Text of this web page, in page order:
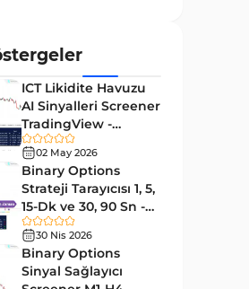
MT4
Göstergeleri
MT4 Göstergeleri
Göstergeleri 95
Göstergeleri
MT4 Göstergeleri
ICT Likidite Havuzu
AI Sinyalleri Screener
TradingView -
[TradingFinder]
Ücretsiz
02 May 2026
Binary Options
Strateji Tarayıcısı 1, 5,
15-Dk ve 30, 90 Sn -
[TradingFinder]
30 Nis 2026
Binary Options
Sinyal Sağlayıcı